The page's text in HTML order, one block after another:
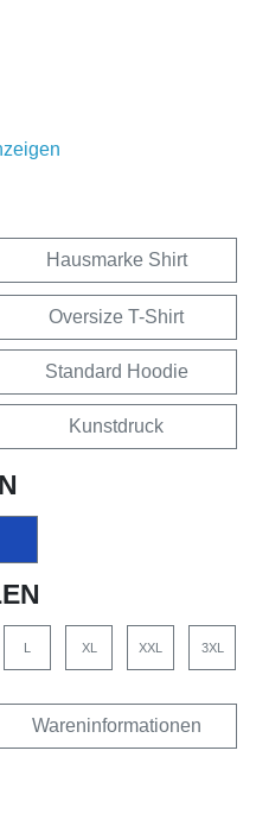
Hausmarke Shirt
Oversize T-Shirt
Standard Hoodie
Kunstdruck
L XL XXL 3XL
Wareninformationen